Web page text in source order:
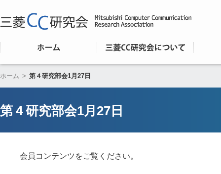
ホーム > 第４研究部会1月27日
第４研究部会1月27日
会員コンテンツをご覧ください。